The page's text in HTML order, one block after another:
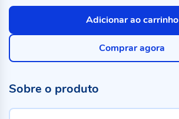
Adicionar ao carrinho
Comprar agora
Sobre o produto